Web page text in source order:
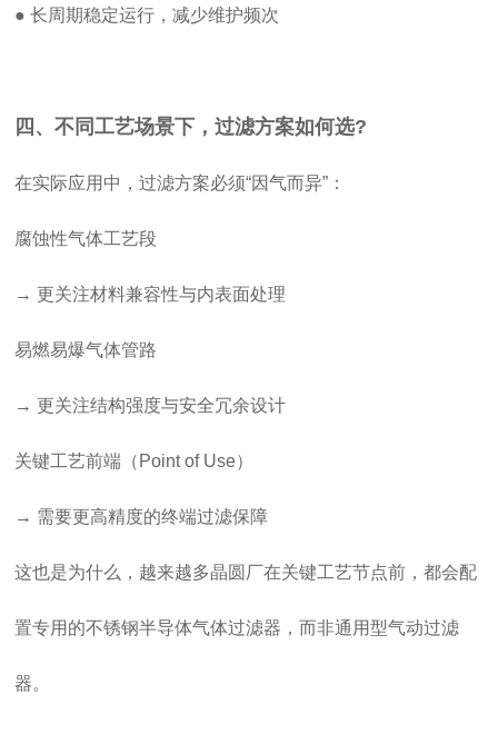
● 长周期稳定运行，减少维护频次
四、不同工艺场景下，过滤方案如何选?
在实际应用中，过滤方案必须“因气而异”：
腐蚀性气体工艺段
→ 更关注材料兼容性与内表面处理
易燃易爆气体管路
→ 更关注结构强度与安全冗余设计
关键工艺前端（Point of Use）
→ 需要更高精度的终端过滤保障
这也是为什么，越来越多晶圆厂在关键工艺节点前，都会配
置专用的不锈钢半导体气体过滤器，而非通用型气动过滤
器。